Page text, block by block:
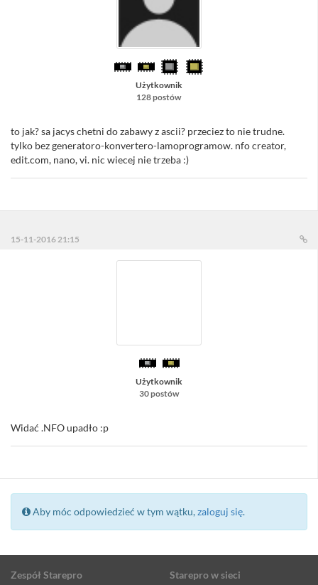
Użytkownik
128 postów
to jak? sa jacys chetni do zabawy z ascii? przeciez to nie trudne.
tylko bez generatoro-konvertero-lamoprogramow. nfo creator,
edit.com, nano, vi. nic wiecej nie trzeba :)
15-11-2016 21:15
Użytkownik
30 postów
Widać .NFO upadło :p
Aby móc odpowiedzieć w tym wątku,zaloguj się.
Zespół Starepro Starepro w sieci